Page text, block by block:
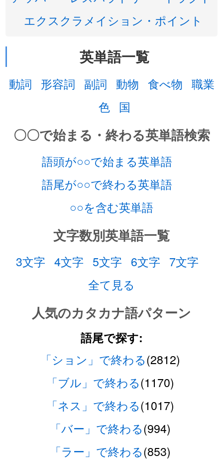
エクスクラメイション・ポイント
英単語一覧
動詞 形容詞 副詞 動物 食べ物 職業
色 国
〇〇で始まる・終わる英単語検索
語頭が○○で始まる英単語
語尾が○○で終わる英単語
○○を含む英単語
文字数別英単語一覧
3文字 4文字 5文字 6文字 7文字
全て見る
人気のカタカナ語パターン
語尾で探す:
「ション」で終わる(2812)
「ブル」で終わる(1170)
「ネス」で終わる(1017)
「バー」で終わる(994)
「ラー」で終わる(853)